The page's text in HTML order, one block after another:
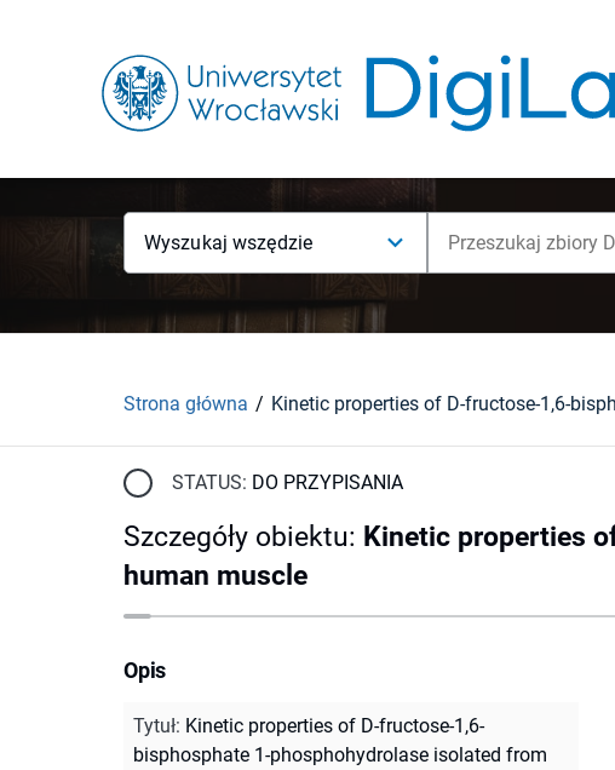
Wyszukaj wszędzie
Strona główna
STATUS: DO PRZYPISANIA
Szczegóły obiektu: Kinetic properties
human muscle
Opis
Tytuł: Kinetic properties of D-fructose-1,6-
bisphosphate 1-phosphohydrolase isolated from